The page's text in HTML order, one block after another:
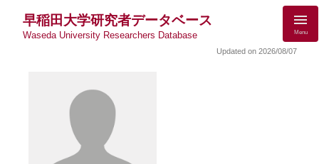
早稲田大学研究者データベース
Waseda University Researchers Database Menu
Updated on 2026/08/07